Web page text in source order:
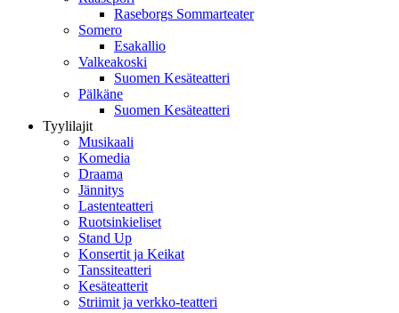
Raseborgs Sommarteater
Somero
Esakallio
Valkeakoski
Suomen Kesäteatteri
Pälkäne
Suomen Kesäteatteri
Tyylilajit
Musikaali
Komedia
Draama
Jännitys
Lastenteatteri
Ruotsinkieliset
Stand Up
Konsertit ja Keikat
Tanssiteatteri
Kesäteatterit
Striimit ja verkko-teatteri